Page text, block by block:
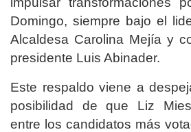
Domingo, siempre bajo el
Alcaldesa Carolina Mejía y
presidente Luis Abinader.
Este respaldo viene a
posibilidad de que Liz
entre los candidatos más